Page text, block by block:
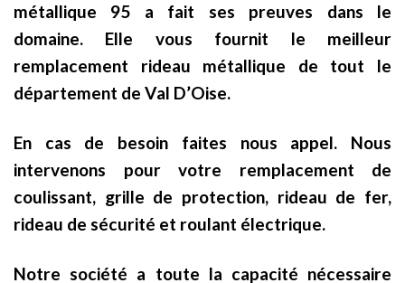
métallique 95 a fait ses preuves dans le
domaine. Elle vous fournit le meilleur
remplacement rideau métallique de tout le
département de Val D’Oise.
En cas de besoin faites nous appel. Nous
intervenons pour votre remplacement de
coulissant, grille de protection, rideau de fer,
rideau de sécurité et roulant électrique.
Notre société a toute la capacité nécessaire